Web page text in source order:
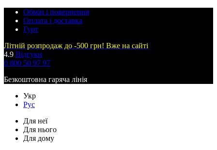
Обмін і повернення
Оплата і доставка
Гурт
Літній розпродаж до -500 грн! Вже на сайті
4.9 Відгуки
0 800 50 97 97
Безкоштовна гаряча лінія
Укр
Рус
Для неї
Для нього
Для дому